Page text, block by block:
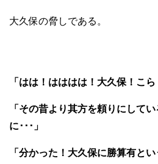
大久保の脅しである。
「はは！はははは！大久保！こら
「その昔より其方を頼りにして
に･･･」
「分かった！大久保に勝算有と